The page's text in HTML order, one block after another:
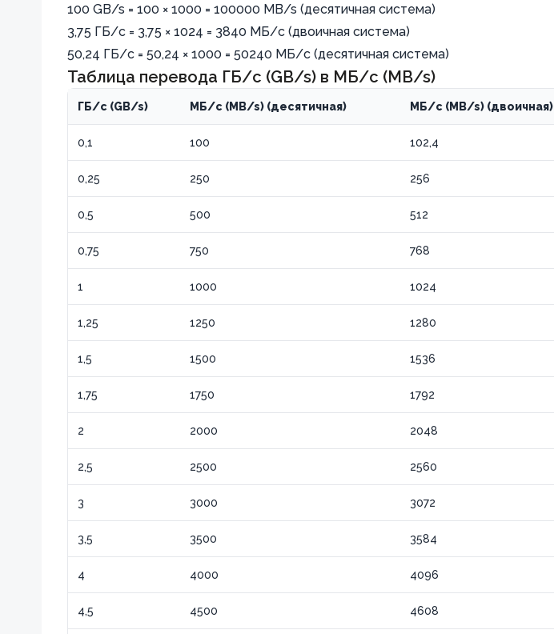
100 GB/s = 100 × 1000 = 100000 MB/s (десятичная система)
3,75 ГБ/с = 3,75 × 1024 = 3840 МБ/с (двоичная система)
50,24 ГБ/с = 50,24 × 1000 = 50240 МБ/с (десятичная система)
Таблица перевода ГБ/с (GB/s) в МБ/с (MB/s)
ГБ/с (GB/s) МБ/с (MB/s) (десятичная) МБ/с (MB/s) (двоичная)
0,1 100 102,4
0,25 250 256
0,5 500 512
0,75 750 768
1 1000 1024
1,25 1250 1280
1,5 1500 1536
1,75 1750 1792
2 2000 2048
2,5 2500 2560
3 3000 3072
3,5 3500 3584
4 4000 4096
4,5 4500 4608